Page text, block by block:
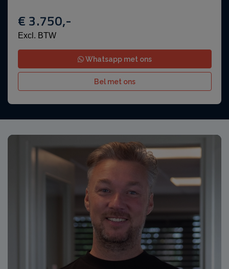
€ 3.750,-
Excl. BTW
Whatsapp met ons
Bel met ons